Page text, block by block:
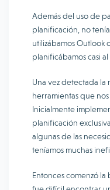
Además del uso de
planificación, no
utilizábamos Outlook
planificábamos casi al
Una vez detectada
herramientas que
Inicialmente
planificación
algunas de las
teníamos muchas
Entonces comenzó